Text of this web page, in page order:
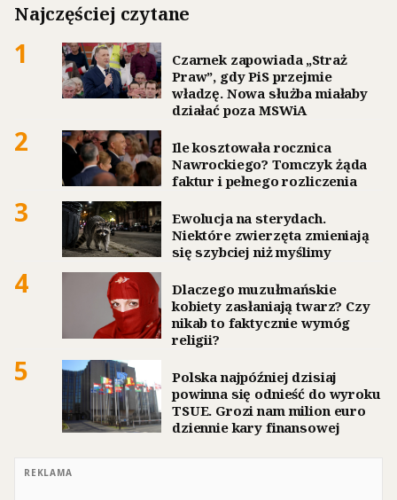
Najczęściej czytane
1
Czarnek zapowiada „Straż
Praw”, gdy PiS przejmie
władzę. Nowa służba miałaby
działać poza MSWiA
2
Ile kosztowała rocznica
Nawrockiego? Tomczyk żąda
faktur i pełnego rozliczenia
3
Ewolucja na sterydach.
Niektóre zwierzęta zmieniają
się szybciej niż myślimy
4
Dlaczego muzułmańskie
kobiety zasłaniają twarz? Czy
nikab to faktycznie wymóg
religii?
5
Polska najpóźniej dzisiaj
powinna się odnieść do wyroku
TSUE. Grozi nam milion euro
dziennie kary finansowej
REKLAMA